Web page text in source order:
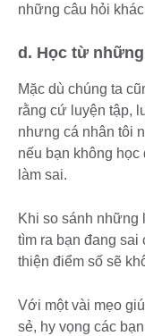
những câu hỏi
d. Học từ
Mặc dù chúng ta
rằng cứ luyện tập,
nhưng cá nhân tôi
nếu bạn không
làm sai.
Khi so sánh những
tìm ra bạn đang sai
thiện điểm số sẽ
Với một vài mẹo
sẻ, hy vọng các